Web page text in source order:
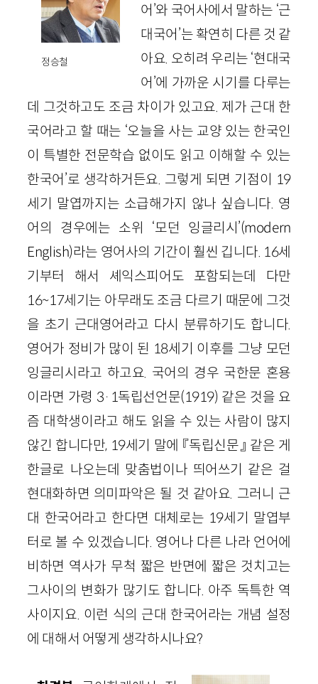
정승철
어’와 국어사에서 말하는 ‘근
대국어’는 확연히 다른 것 같
아요. 오히려 우리는 ‘현대국
어’에 가까운 시기를 다루는
데 그것하고도 조금 차이가 있고요. 제가 근대 한
국어라고 할 때는 ‘오늘을 사는 교양 있는 한국인
이 특별한 전문학습 없이도 읽고 이해할 수 있는
한국어’로 생각하거든요. 그렇게 되면 기점이 19
세기 말엽까지는 소급해가지 않나 싶습니다. 영
어의 경우에는 소위 ‘모던 잉글리시’(modern
English)라는 영어사의 기간이 훨씬 깁니다. 16세
기부터 해서 셰익스피어도 포함되는데 다만
16~17세기는 아무래도 조금 다르기 때문에 그것
을 초기 근대영어라고 다시 분류하기도 합니다.
영어가 정비가 많이 된 18세기 이후를 그냥 모던
잉글리시라고 하고요. 국어의 경우 국한문 혼용
이라면 가령 3·1독립선언문(1919) 같은 것을 요
즘 대학생이라고 해도 읽을 수 있는 사람이 많지
않긴 합니다만, 19세기 말에 『독립신문』 같은 게
한글로 나오는데 맞춤법이나 띄어쓰기 같은 걸
현대화하면 의미파악은 될 것 같아요. 그러니 근
대 한국어라고 한다면 대체로는 19세기 말엽부
터로 볼 수 있겠습니다. 영어나 다른 나라 언어에
비하면 역사가 무척 짧은 반면에 짧은 것치고는
그사이의 변화가 많기도 합니다. 아주 독특한 역
사이지요. 이런 식의 근대 한국어라는 개념 설정
에 대해서 어떻게 생각하시나요?